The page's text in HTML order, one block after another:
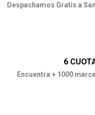
Despachamos Gratis a
6
Encuentra + 1000